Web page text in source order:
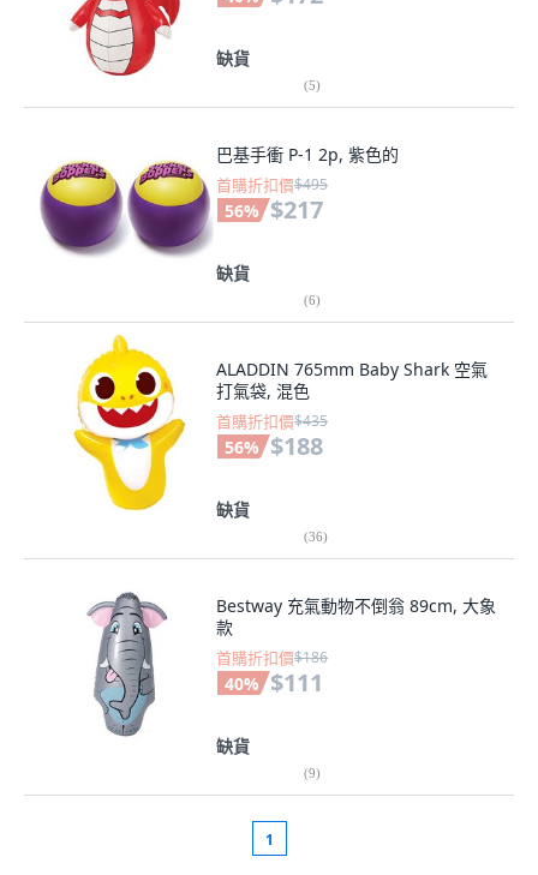
缺貨
(5)
巴基手衝 P-1 2p, 紫色的
首購折扣價$495
56% $217
缺貨
(6)
ALADDIN 765mm Baby Shark 空氣
打氣袋, 混色
首購折扣價$435
56% $188
缺貨
(36)
Bestway 充氣動物不倒翁 89cm, 大象
款
首購折扣價$186
40% $111
缺貨
(9)
1